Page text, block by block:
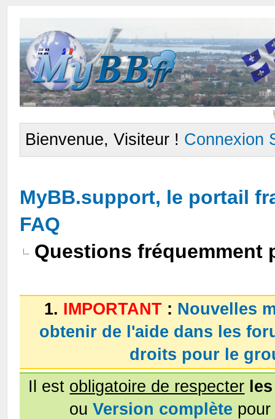
Bienvenue, Visiteur ! Connexion
MyBB.support, le portail
FAQ
Questions fréquemment
1. IMPORTANT : Nouvelles
obtenir de l'aide dans les
droits pour le
Il est obligatoire de respecter
ouVersion complète